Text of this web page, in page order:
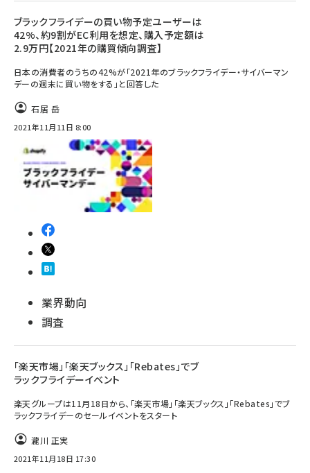
ブラックフライデーの買い物予定ユーザーは
42%、約9割がEC利用を想定、購入予定額は
2.9万円【2021年の購買傾向調査】
日本の消費者のうちの42%が「2021年のブラックフライデー・サイバーマン
デーの週末に買い物をする」と回答した
石居 岳
2021年11月11日 8:00
業界動向
調査
「楽天市場」「楽天ブックス」「Rebates」でブ
ラックフライデーイベント
楽天グループは11月18日から、「楽天市場」「楽天ブックス」「Rebates」でブ
ラックフライデーのセールイベントをスタート
瀧川 正実
2021年11月18日 17:30